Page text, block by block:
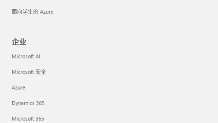
面向学生的 Azure
企业
Microsoft AI
Microsoft 安全
Azure
Dynamics 365
Microsoft 365